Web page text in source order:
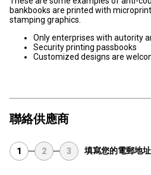
bankbooks are printed with
stamping graphics.
Only enterprises with autority
Security printing passbooks
Customized designs are
聯絡供應商
1 2 3 填寫您的電郵地址